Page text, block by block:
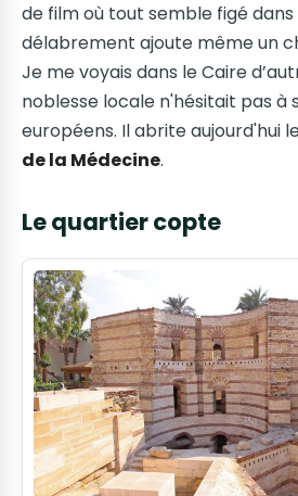
de film où tout semble figé dans
délabrement ajoute même un
Je me voyais dans le Caire
noblesse locale n'hésitait pas à
européens. Il abrite aujourd'hui
de la Médecine.
Le quartier copte